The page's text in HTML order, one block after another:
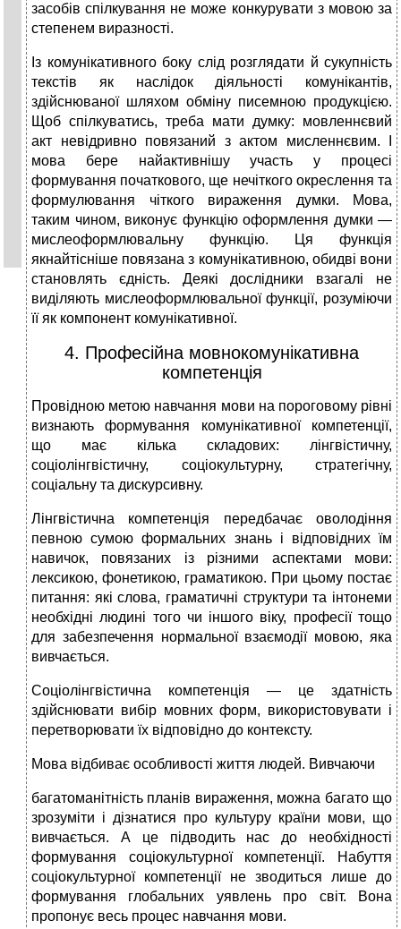
засобів спілкування не може конкурувати з мовою за
степенем виразності.
Із комунікативного боку слід розглядати й сукупність
текстів як наслідок діяльності комунікантів,
здійснюваної шляхом обміну писемною продукцією.
Щоб спілкуватись, треба мати думку: мовленнєвий
акт невідривно повязаний з актом мисленнєвим. І
мова бере найактивнішу участь у процесі
формування початкового, ще нечіткого окреслення та
формулювання чіткого вираження думки. Мова,
таким чином, виконує функцію оформлення думки —
мислеоформлювальну функцію. Ця функція
якнайтісніше повязана з комунікативною, обидві вони
становлять єдність. Деякі дослідники взагалі не
виділяють мислеоформлювальної функції, розуміючи
її як компонент комунікативної.
4. Професійна мовнокомунікативна
компетенція
Провідною метою навчання мови на пороговому рівні
визнають формування комунікативної компетенції,
що має кілька складових: лінгвістичну,
соціолінгвістичну, соціокультурну, стратегічну,
соціальну та дискурсивну.
Лінгвістична компетенція передбачає оволодіння
певною сумою формальних знань і відповідних їм
навичок, повязаних із різними аспектами мови:
лексикою, фонетикою, граматикою. При цьому постає
питання: які слова, граматичні структури та інтонеми
необхідні людині того чи іншого віку, професії тощо
для забезпечення нормальної взаємодії мовою, яка
вивчається.
Соціолінгвістична компетенція — це здатність
здійснювати вибір мовних форм, використовувати і
перетворювати їх відповідно до контексту.
Мова відбиває особливості життя людей. Вивчаючи
багатоманітність планів вираження, можна багато що
зрозуміти і дізнатися про культуру країни мови, що
вивчається. А це підводить нас до необхідності
формування соціокультурної компетенції. Набуття
соціокультурної компетенції не зводиться лише до
формування глобальних уявлень про світ. Вона
пропонує весь процес навчання мови.